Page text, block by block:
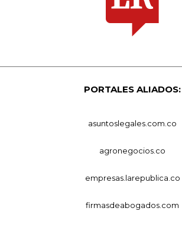
PORTALES ALIADOS:
asuntoslegales.com.co
agronegocios.co
empresas.larepublica.co
firmasdeabogados.com